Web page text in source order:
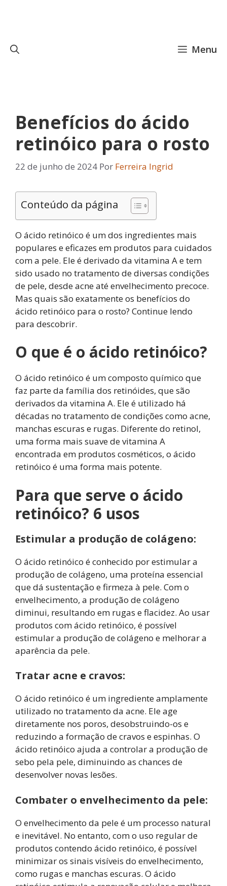
conteúdo
Menu
Benefícios do ácido
retinóico para o rosto
22 de junho de 2024 Por Ferreira Ingrid
Conteúdo da página
O ácido retinóico é um dos ingredientes mais
populares e eficazes em produtos para cuidados
com a pele. Ele é derivado da vitamina A e tem
sido usado no tratamento de diversas condições
de pele, desde acne até envelhecimento precoce.
Mas quais são exatamente os benefícios do
ácido retinóico para o rosto? Continue lendo
para descobrir.
O que é o ácido retinóico?
O ácido retinóico é um composto químico que
faz parte da família dos retinóides, que são
derivados da vitamina A. Ele é utilizado há
décadas no tratamento de condições como acne,
manchas escuras e rugas. Diferente do retinol,
uma forma mais suave de vitamina A
encontrada em produtos cosméticos, o ácido
retinóico é uma forma mais potente.
Para que serve o ácido
retinóico? 6 usos
Estimular a produção de colágeno:
O ácido retinóico é conhecido por estimular a
produção de colágeno, uma proteína essencial
que dá sustentação e firmeza à pele. Com o
envelhecimento, a produção de colágeno
diminui, resultando em rugas e flacidez. Ao usar
produtos com ácido retinóico, é possível
estimular a produção de colágeno e melhorar a
aparência da pele.
Tratar acne e cravos:
O ácido retinóico é um ingrediente amplamente
utilizado no tratamento da acne. Ele age
diretamente nos poros, desobstruindo-os e
reduzindo a formação de cravos e espinhas. O
ácido retinóico ajuda a controlar a produção de
sebo pela pele, diminuindo as chances de
desenvolver novas lesões.
Combater o envelhecimento da pele:
O envelhecimento da pele é um processo natural
e inevitável. No entanto, com o uso regular de
produtos contendo ácido retinóico, é possível
minimizar os sinais visíveis do envelhecimento,
como rugas e manchas escuras. O ácido